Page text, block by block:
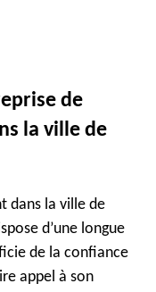
de
la ville de
dans la ville de
d’une longue
de la confiance
appel à son